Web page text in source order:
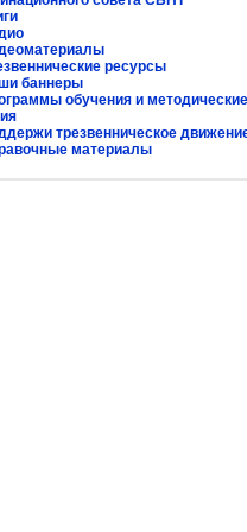
ресурсы
баннеры
обучения и методические
трезвенническое
материалы